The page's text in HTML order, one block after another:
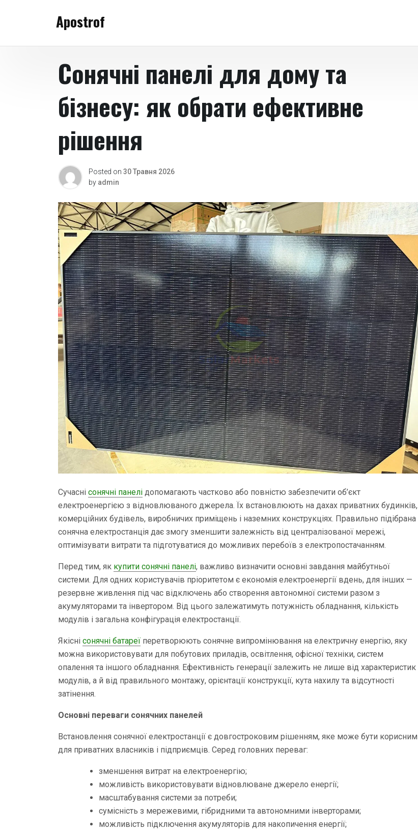
Apostrof
Сонячні панелі для дому та
бізнесу: як обрати ефективне
рішення
Posted on 30 Травня 2026
by admin
Сучасні сонячні панелі допомагають частково або повністю забезпечити об’єкт
електроенергією з відновлюваного джерела. Їх встановлюють на дахах приватних будинків,
комерційних будівель, виробничих приміщень і наземних конструкціях. Правильно підібрана
сонячна електростанція дає змогу зменшити залежність від централізованої мережі,
оптимізувати витрати та підготуватися до можливих перебоїв з електропостачанням.
Перед тим, як купити сонячні панелі, важливо визначити основні завдання майбутньої
системи. Для одних користувачів пріоритетом є економія електроенергії вдень, для інших —
резервне живлення під час відключень або створення автономної системи разом з
акумуляторами та інвертором. Від цього залежатимуть потужність обладнання, кількість
модулів і загальна конфігурація електростанції.
Якісні сонячні батареї перетворюють сонячне випромінювання на електричну енергію, яку
можна використовувати для побутових приладів, освітлення, офісної техніки, систем
опалення та іншого обладнання. Ефективність генерації залежить не лише від характеристик
модулів, а й від правильного монтажу, орієнтації конструкції, кута нахилу та відсутності
затінення.
Основні переваги сонячних панелей
Встановлення сонячної електростанції є довгостроковим рішенням, яке може бути корисним
для приватних власників і підприємців. Серед головних переваг:
зменшення витрат на електроенергію;
можливість використовувати відновлюване джерело енергії;
масштабування системи за потреби;
сумісність з мережевими, гібридними та автономними інверторами;
можливість підключення акумуляторів для накопичення енергії;